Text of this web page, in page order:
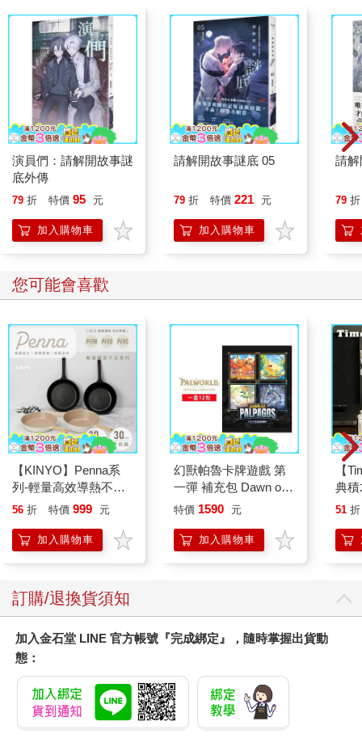
演員們：請解開故事謎
底外傳
79 折 特價 95 元
加入購物車
請解開故事謎底 05
79 折 特價 221 元
加入購物車
請解
79 折
您可能會喜歡
【KINYO】Penna系
列-輕量高效導熱不沾
平煎鍋30cm
56 折 特價 999 元
加入購物車
幻獸帕魯卡牌遊戲 第
一彈 補充包 Dawn of
Palpagos（日文版一
特價 1590 元
加入購物車
【
典
51 折
訂購/退換貨須知
加入金石堂 LINE 官方帳號『完成綁定』，隨時掌握出貨動
態：